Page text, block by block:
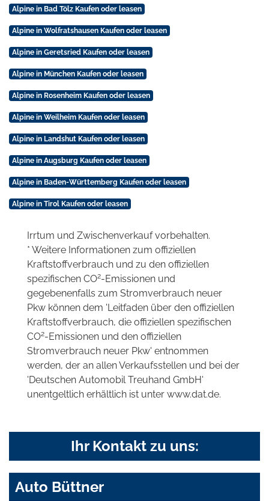
Alpine in Bad Tölz Kaufen oder leasen
Alpine in Wolfratshausen Kaufen oder leasen
Alpine in Geretsried Kaufen oder leasen
Alpine in München Kaufen oder leasen
Alpine in Rosenheim Kaufen oder leasen
Alpine in Weilheim Kaufen oder leasen
Alpine in Landshut Kaufen oder leasen
Alpine in Augsburg Kaufen oder leasen
Alpine in Baden-Württemberg Kaufen oder leasen
Alpine in Tirol Kaufen oder leasen
Irrtum und Zwischenverkauf vorbehalten.
* Weitere Informationen zum offiziellen
Kraftstoffverbrauch und zu den offiziellen
spezifischen CO2-Emissionen und
gegebenenfalls zum Stromverbrauch neuer
Pkw können dem 'Leitfaden über den offiziellen
Kraftstoffverbrauch, die offiziellen spezifischen
CO2-Emissionen und den offiziellen
Stromverbrauch neuer Pkw' entnommen
werden, der an allen Verkaufsstellen und bei der
'Deutschen Automobil Treuhand GmbH'
unentgeltlich erhältlich ist unter www.dat.de.
Ihr Kontakt zu uns:
Auto Büttner